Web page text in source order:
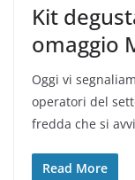
Kit
omaggio
Oggi vi
operatori del
fredda che si
Read More